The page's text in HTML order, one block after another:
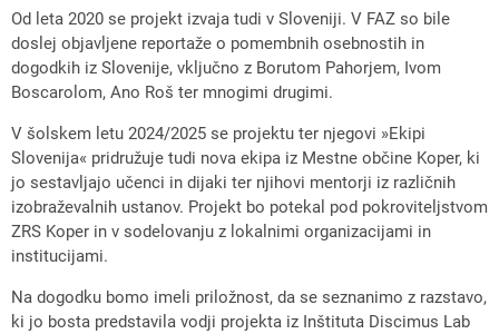
Od leta 2020 se projekt izvaja tudi v Sloveniji. V FAZ so bile
doslej objavljene reportaže o pomembnih osebnostih in
dogodkih iz Slovenije, vključno z Borutom Pahorjem, Ivom
Boscarolom, Ano Roš ter mnogimi drugimi.
V šolskem letu 2024/2025 se projektu ter njegovi »Ekipi
Slovenija« pridružuje tudi nova ekipa iz Mestne občine Koper, ki
jo sestavljajo učenci in dijaki ter njihovi mentorji iz različnih
izobraževalnih ustanov. Projekt bo potekal pod pokroviteljstvom
ZRS Koper in v sodelovanju z lokalnimi organizacijami in
institucijami.
Na dogodku bomo imeli priložnost, da se seznanimo z razstavo,
ki jo bosta predstavila vodji projekta iz Inštituta Discimus Lab